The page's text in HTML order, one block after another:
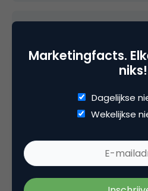
eerste maal een site
kan melden. Mijn partner
irritant. Nooit geen ASR
3 juli 2016 om 18:16
Marketingfacts.
niks!
Dagelijkse
Wekelijkse